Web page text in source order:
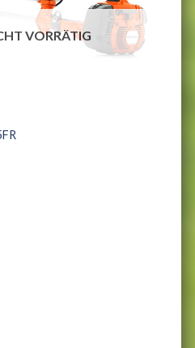
VORRÄTIG